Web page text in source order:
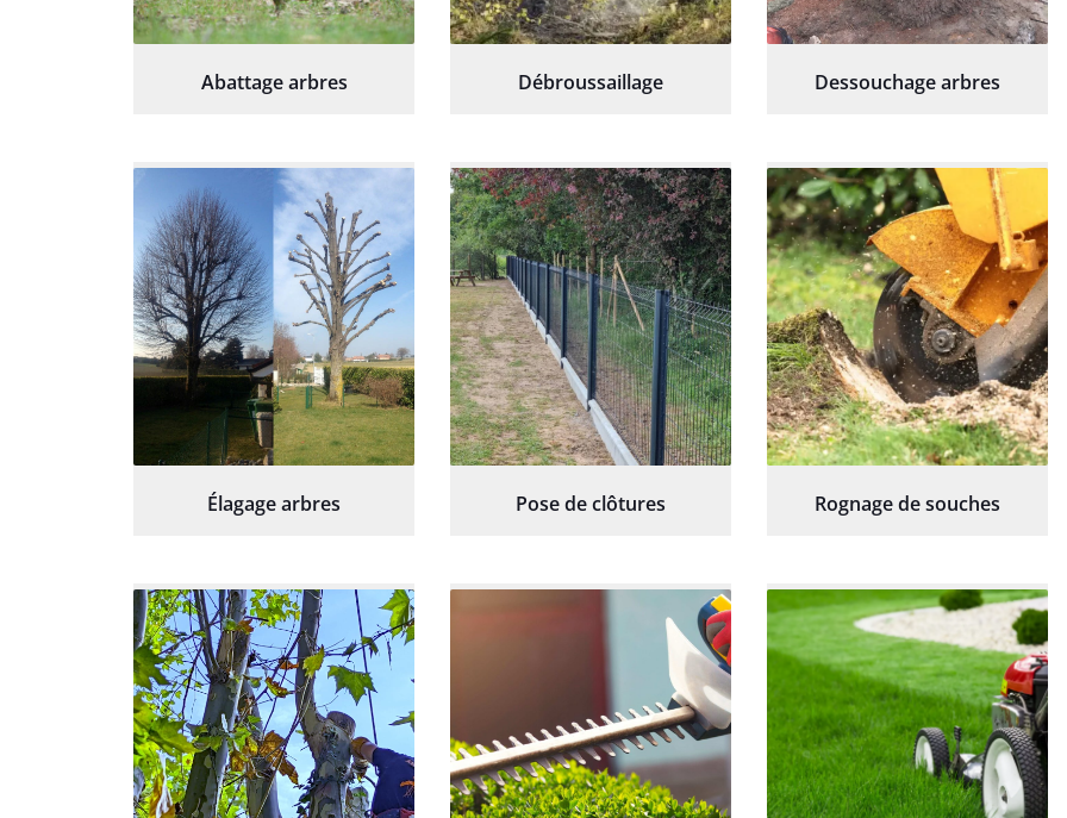
Abattage arbres Débroussaillage Dessouchage arbres
Élagage arbres Pose de clôtures Rognage de souches